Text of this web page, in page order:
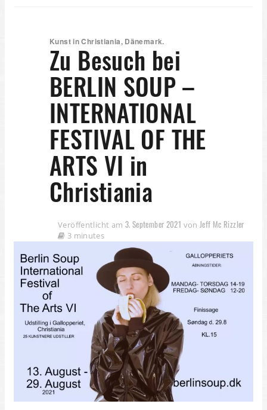
Kunst in Christiania, Dänemark.
Zu Besuch bei
BERLIN SOUP –
INTERNATIONAL
FESTIVAL OF THE
ARTS VI in
Christiania
Veröffentlicht am 3. September 2021 von Jeff Mc Rizzler
3 minutes